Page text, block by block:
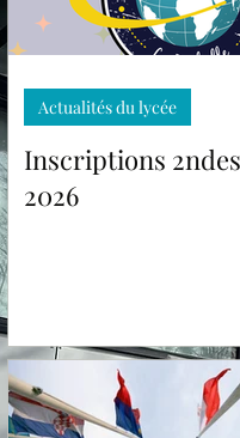
Inscriptions 2ndes
2026
Inscriptions
2026
Actualités du lycée